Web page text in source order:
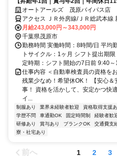
満《残業代は1分単位で支給》
オートアールズ 茂原バイパス店
アクセス ＪＲ外房線/ＪＲ総武本線
Ｒ総武本線 本納徒歩約34分 新茂原
月給243,000円～343,000円
千葉県茂原市
勤務時間 実働時間：8時間/日 平均
トサイクル：1ヶ月 シフト提出期
定時期：シフト開始の7日前 9:40
仕事内容 ＜自動車検査員の資格を
残業少なめ！希望休OK！ 【安心
事！ 資格を活かして、安定かつ快
イ...
制服あり 業界未経験者歓迎 資格取得支援
学歴不問
車通勤OK 固定時間制 経験者歓
研修あり
賞与あり ブランクOK 交通費支
寮・社宅あり
前へ 1 2 3